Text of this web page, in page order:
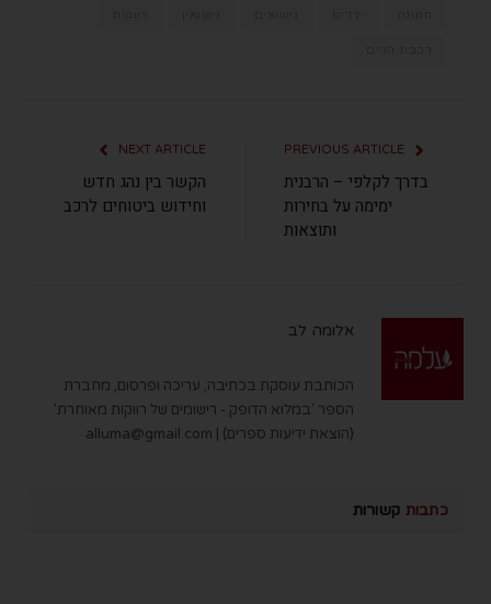
בדרך לקלפי – הרבנית
ימימה על בחירות
ותוצאות
NEXT ARTICLE
הקשר בין נהג חדש
וחידוש ביטוחים לרכב
אלומה לב
הכותבת עוסקת בכתיבה, עריכה ופרסום, מחברת
הספר 'במלוא הדופק - רישומים של רווקות מאוחרת'
(הוצאת ידיעות ספרים) | alluma@gmail.com
כתבות קשורות